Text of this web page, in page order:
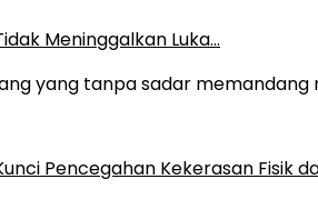
Meninggalkan Luka…
yang tanpa sadar